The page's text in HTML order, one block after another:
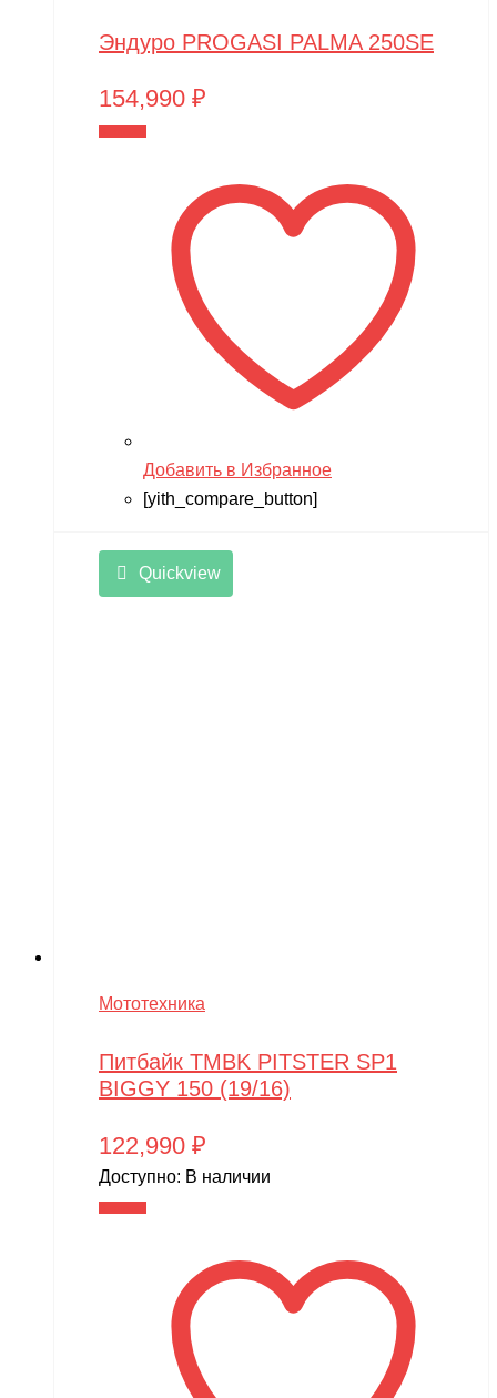
Эндуро PROGASI PALMA 250SE
154,990 ₽
Добавить в Избранное
[yith_compare_button]
Quickview
Мототехника
Питбайк TMBK PITSTER SP1
BIGGY 150 (19/16)
122,990 ₽
Доступно: В наличии